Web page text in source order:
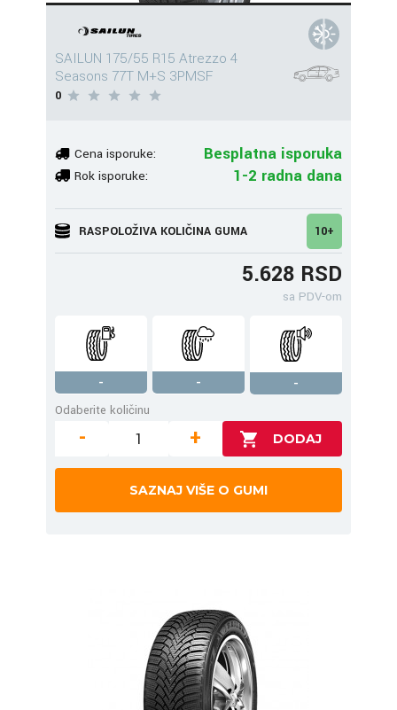
SAILUN 175/55 R15 Atrezzo 4
Seasons 77T M+S 3PMSF
0
Cena isporuke: Besplatna isporuka
Rok isporuke: 1-2 radna dana
RASPOLOŽIVA KOLIČINA GUMA 10+
5.628 RSD
sa PDV-om
- -
-
Odaberite količinu
- +
SAZNAJ VIŠE O GUMI